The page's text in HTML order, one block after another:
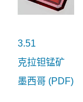
3.51
克拉钽锰矿
墨西哥 (PDF)